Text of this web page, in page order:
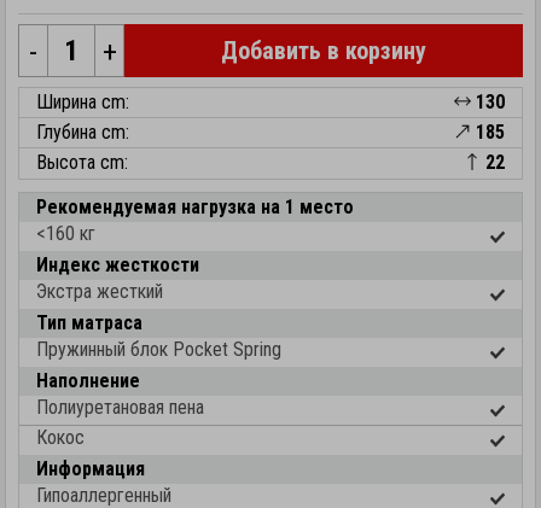
- + Добавить в корзину
Ширина cm:
130
Глубина cm:
185
Высота cm:
22
Рекомендуемая нагрузка на 1 место
<160 кг
Индекс жесткости
Экстра жесткий
Тип матраса
Пружинный блок Pocket Spring
Наполнение
Полиуретановая пена
Кокос
Информация
Гипоаллергенный